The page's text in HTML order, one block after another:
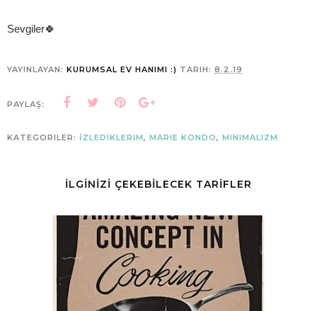
Sevgiler🍀
YAYINLAYAN: KURUMSAL EV HANIMI :) TARIH: 8.2.19
PAYLAŞ:
KATEGORILER: İZLEDIKLERIM, MARIE KONDO, MINIMALIZM
İLGİNİZİ ÇEKEBİLECEK TARİFLER